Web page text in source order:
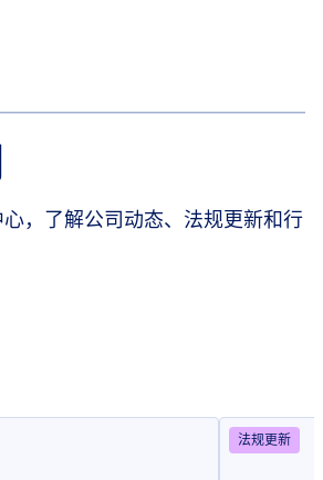
，了解公司动态、法规更新和行
法规更新